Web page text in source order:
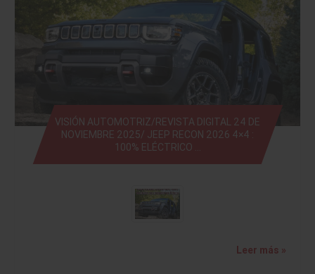
VISIÓN AUTOMOTRIZ/REVISTA DIGITAL 24 DE
NOVIEMBRE 2025/ JEEP RECON 2026 4×4 :
100% ELÉCTRICO …
Leer más »